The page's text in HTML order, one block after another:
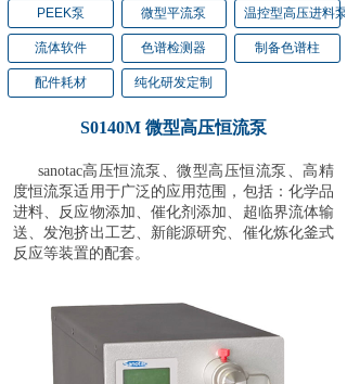
S0140M 微型高压恒流泵
sanotac高压恒流泵、微型高压恒流泵、高精
度恒流泵适用于广泛的应用范围，包括：化学品
进料、反应物添加、催化剂添加、超临界流体输
送、发泡挤出工艺、新能源研究、催化炼化釜式
反应等装置的配套。
PEEK泵 微型平流泵 温控型高压进料泵
流体软件 色谱检测器 制备色谱柱
配件耗材 纯化研发定制